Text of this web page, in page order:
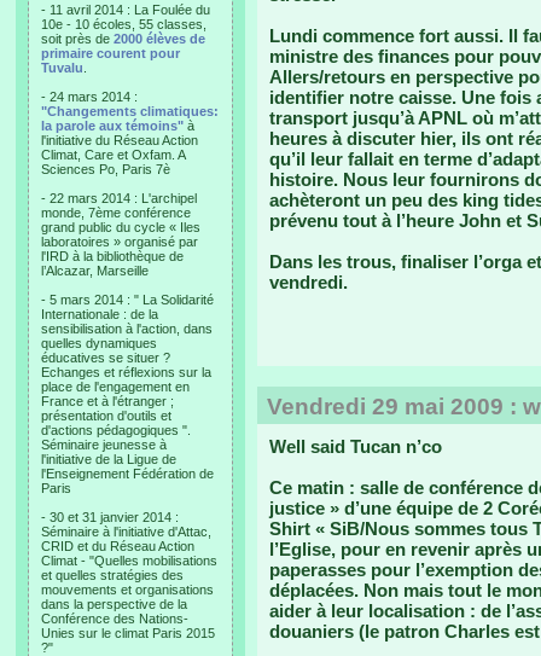
- 11 avril 2014 : La Foulée du
10e - 10 écoles, 55 classes,
soit près de 2000 élèves de
primaire courent pour
Tuvalu
- 24 mars 2014 :
"Changements climatiques:
la parole aux témoins" à
l'initiative du Réseau Action
Climat, Care et Oxfam. A
Sciences Po, Paris 7è
- 22 mars 2014 : L'archipel
monde, 7ème conférence
grand public du cycle « Iles
laboratoires » organisé par
l'IRD à la bibliothèque de
l’Alcazar, Marseille
- 5 mars 2014 : " La Solidarité
Internationale : de la
sensibilisation à l'action, dans
quelles dynamiques
éducatives se situer ?
Echanges et réflexions sur la
place de l'engagement en
France et à l'étranger ;
présentation d'outils et
d'actions pédagogiques ".
Séminaire jeunesse à
l'initiative de la Ligue de
l'Enseignement Fédération de
Paris
- 30 et 31 janvier 2014 :
Séminaire à l'initiative d'Attac,
CRID et du Réseau Action
Climat - "Quelles mobilisations
et quelles stratégies des
mouvements et organisations
dans la perspective de la
Conférence des Nations-
Unies sur le climat Paris 2015
?"
Lundi commence fort aussi. Il
ministre des finances pour
Allers/retours en perspective
identifier notre caisse. Une fois
transport jusqu’à APNL où
heures à discuter hier, ils ont
qu’il leur fallait en terme
histoire. Nous leur fournirons
achèteront un peu des king
prévenu tout à l’heure John et
Dans les trous, finaliser l’orga
vendredi.
Vendredi 29 mai 2009 :
Well said Tucan n’co
Ce matin : salle de conférence
justice » d’une équipe de 2
Shirt « SiB/Nous sommes tous
l’Eglise, pour en revenir après
paperasses pour l’exemption
déplacées. Non mais tout le
aider à leur localisation : de
douaniers (le patron Charles